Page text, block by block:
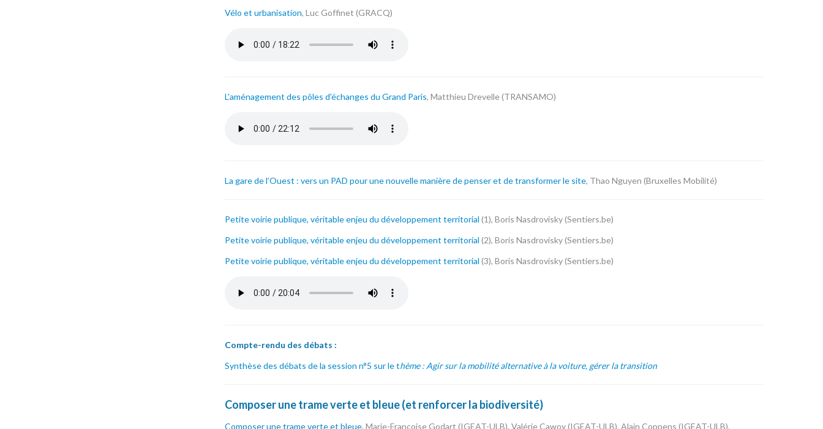
Vélo et urbanisation, Luc Goffinet (GRACQ)
luc_goffinet_gracq.mp3
L'aménagement des pôles d'échanges du Grand Paris, Matthieu Drevelle (TRANSAMO)
matthieu_drevelle_transamo.mp3
La gare de l’Ouest : vers un PAD pour une nouvelle manière de penser et de transformer le site, Thao Nguyen (Bruxelles Mobilité)
Petite voirie publique, véritable enjeu du développement territorial (1), Boris Nasdrovisky (Sentiers.be)
Petite voirie publique, véritable enjeu du développement territorial (2), Boris Nasdrovisky (Sentiers.be)
Petite voirie publique, véritable enjeu du développement territorial (3), Boris Nasdrovisky (Sentiers.be)
boris_nasdrovisky_sentiers.be_.mp3
Compte-rendu des débats :
Synthèse des débats de la session n°5 sur le thème : Agir sur la mobilité alternative à la voiture, gérer la transition
Composer une trame verte et bleue (et renforcer la biodiversité)
Composer une trame verte et bleue, Marie-Françoise Godart (IGEAT-ULB), Valérie Cawoy (IGEAT-ULB), Alain Coppens (IGEAT-ULB),